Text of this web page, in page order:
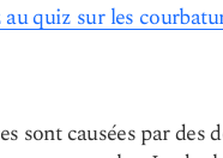
au quiz sur les
sont causées par des